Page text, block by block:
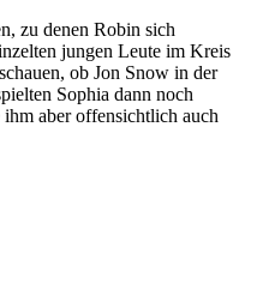
zu denen Robin sich
jungen Leute im Kreis
ob Jon Snow in der
Sophia dann noch
aber offensichtlich auch